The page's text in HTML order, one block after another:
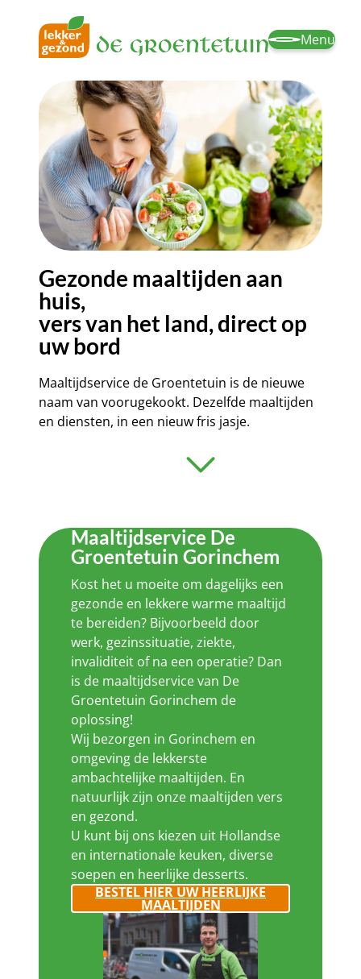
Menu
Gezonde maaltijden aan
huis,
vers van het land, direct op
uw bord
Maaltijdservice de Groentetuin is de nieuwe
naam van voorugekookt. Dezelfde maaltijden
en diensten, in een nieuw fris jasje.
Maaltijdservice De
Groentetuin Gorinchem
Kost het u moeite om dagelijks een
gezonde en lekkere warme maaltijd
te bereiden? Bijvoorbeeld door
werk, gezinssituatie, ziekte,
invaliditeit of na een operatie? Dan
is de maaltijdservice van De
Groentetuin Gorinchem de
oplossing!
Wij bezorgen in Gorinchem en
omgeving de lekkerste
ambachtelijke maaltijden. En
natuurlijk zijn onze maaltijden vers
en gezond.
U kunt bij ons kiezen uit Hollandse
en internationale keuken, diverse
soepen en heerlijke desserts.
BESTEL HIER UW HEERLIJKE
MAALTIJDEN